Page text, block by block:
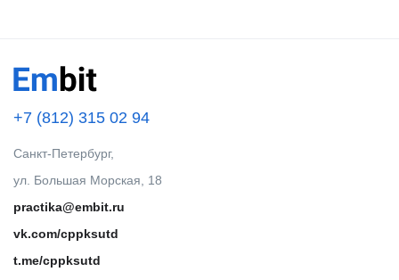
+7 (812) 315 02 94
Санкт-Петербург,
ул. Большая Морская, 18
practika@embit.ru
vk.com/cppksutd
t.me/cppksutd